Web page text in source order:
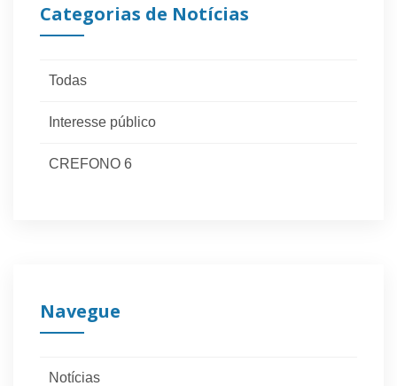
Categorias de Notícias
Todas
Interesse público
CREFONO 6
Navegue
Notícias